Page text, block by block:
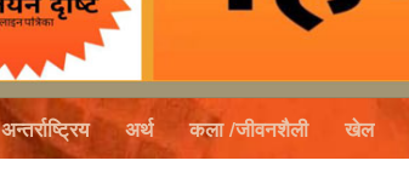
अन्तर्राष्ट्रिय अर्थ कला /जीवनशैली खेल